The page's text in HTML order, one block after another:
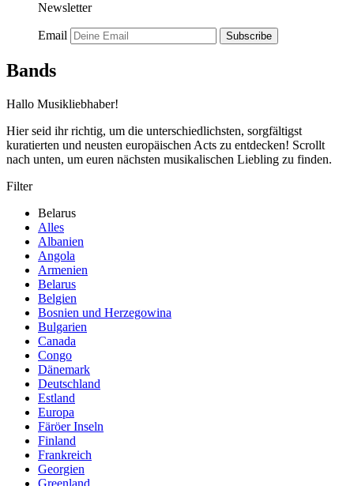
Newsletter
Email Subscribe
Bands
Hallo Musikliebhaber!
Hier seid ihr richtig, um die unterschiedlichsten, sorgfältigst
kuratierten und neusten europäischen Acts zu entdecken! Scrollt
nach unten, um euren nächsten musikalischen Liebling zu finden.
Filter
Belarus
Alles
Albanien
Angola
Armenien
Belarus
Belgien
Bosnien und Herzegowina
Bulgarien
Canada
Congo
Dänemark
Deutschland
Estland
Europa
Färöer Inseln
Finland
Frankreich
Georgien
Greenland